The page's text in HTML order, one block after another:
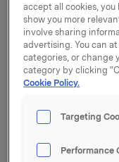
Produktporteføljen
merkevarene
primært i
distributører og
Orkla Wound Care
markeder med
forretningsområde
accept all cookies, you
show you more
involve sharing
advertising. You can
categories, or change
category by clicking
Cookie Policy.
Targeting
Performance